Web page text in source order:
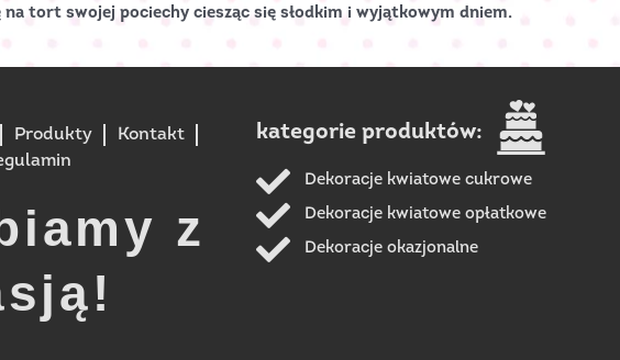
tort swojej pociechy ciesząc się słodkim i wyjątkowym dniem.
Produkty
Kontakt
z
kategorie produktów:
Dekoracje kwiatowe cukrowe
Dekoracje kwiatowe opłatkowe
Dekoracje okazjonalne